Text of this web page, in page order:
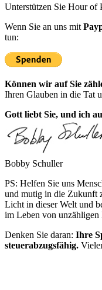
Unterstützen Sie Hour of
Wenn Sie an uns mit
tun:
Können wir auf Sie
Ihren Glauben in die Tat
Gott liebt Sie, und ich
Bobby Schuller
PS: Helfen Sie uns
und mutig in die Zukunft
Licht in dieser Welt und
im Leben von unzähligen
Denken Sie daran: Ihre
steuerabzugsfähig.